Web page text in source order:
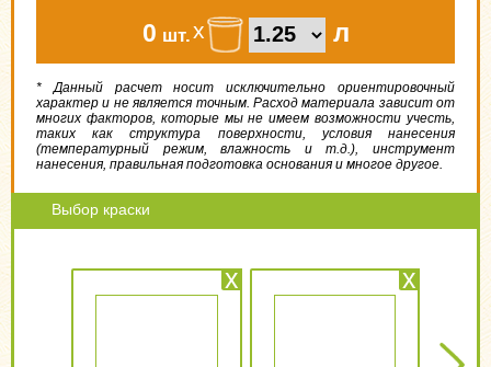
0 шт.х л
* Данный расчет носит исключительно ориентировочный
характер и не является точным. Расход материала зависит от
многих факторов, которые мы не имеем возможности учесть,
таких как структура поверхности, условия нанесения
(температурный режим, влажность и т.д.), инструмент
нанесения, правильная подготовка основания и многое другое.
Выбор краски
x x